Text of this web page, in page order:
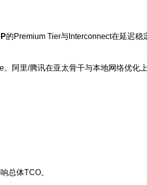
的Premium Tier与Interconnect在延迟稳
阿里/腾讯在亚太骨干与本地网络优化
总体TCO。